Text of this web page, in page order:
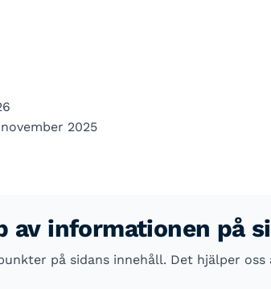
2025
av informationen på
på sidans innehåll. Det hjälper oss